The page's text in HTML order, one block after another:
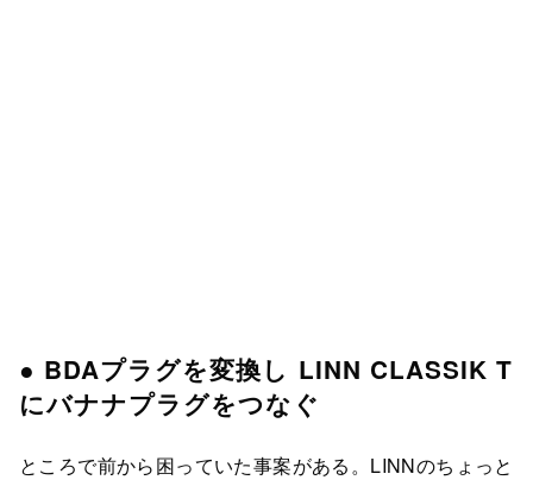
● BDAプラグを変換し LINN CLASSIK T
にバナナプラグをつなぐ
ところで前から困っていた事案がある。LINNのちょっと